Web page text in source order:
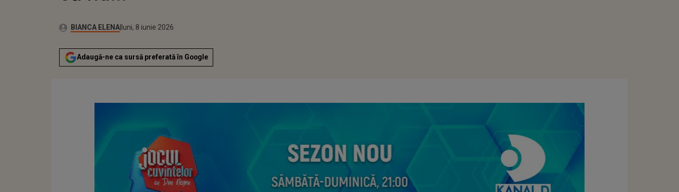
Autor:BIANCA ELENAPublicat:
luni, 8 iunie 2026
Actualizat:
luni, 8 iunie 2026
Adaugă-ne ca sursă preferată în Google